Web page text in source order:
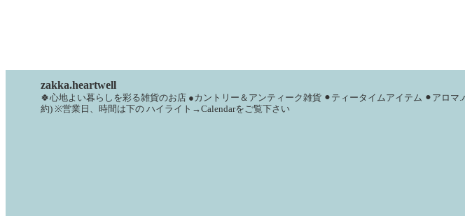
zakka.heartwell
🍀心地よい暮らしを彩る雑貨のお店 ●カントリー＆アンティーク雑貨 ⚫︎ティータイムアイテム ⚫︎アロマ
約) ※営業日、時間は下の ハイライト→Calendarをご覧下さい